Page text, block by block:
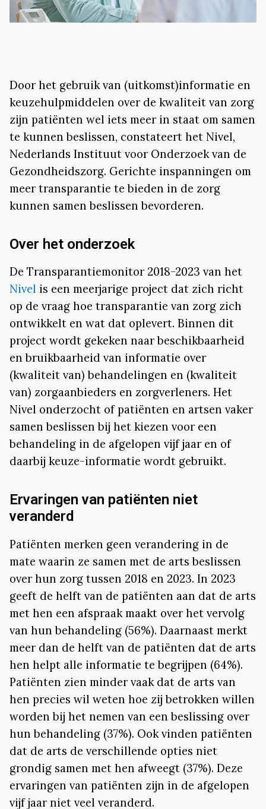
Door het gebruik van (uitkomst)informatie en
keuzehulpmiddelen over de kwaliteit van zorg
zijn patiënten wel iets meer in staat om samen
te kunnen beslissen, constateert het Nivel,
Nederlands Instituut voor Onderzoek van de
Gezondheidszorg. Gerichte inspanningen om
meer transparantie te bieden in de zorg
kunnen samen beslissen bevorderen.
Over het onderzoek
De Transparantiemonitor 2018-2023 van het
Nivel is een meerjarige project dat zich richt
op de vraag hoe transparantie van zorg zich
ontwikkelt en wat dat oplevert. Binnen dit
project wordt gekeken naar beschikbaarheid
en bruikbaarheid van informatie over
(kwaliteit van) behandelingen en (kwaliteit
van) zorgaanbieders en zorgverleners. Het
Nivel onderzocht of patiënten en artsen vaker
samen beslissen bij het kiezen voor een
behandeling in de afgelopen vijf jaar en of
daarbij keuze-informatie wordt gebruikt.
Ervaringen van patiënten niet
veranderd
Patiënten merken geen verandering in de
mate waarin ze samen met de arts beslissen
over hun zorg tussen 2018 en 2023. In 2023
geeft de helft van de patiënten aan dat de arts
met hen een afspraak maakt over het vervolg
van hun behandeling (56%). Daarnaast merkt
meer dan de helft van de patiënten dat de arts
hen helpt alle informatie te begrijpen (64%).
Patiënten zien minder vaak dat de arts van
hen precies wil weten hoe zij betrokken willen
worden bij het nemen van een beslissing over
hun behandeling (37%). Ook vinden patiënten
dat de arts de verschillende opties niet
grondig samen met hen afweegt (37%). Deze
ervaringen van patiënten zijn in de afgelopen
vijf jaar niet veel veranderd.